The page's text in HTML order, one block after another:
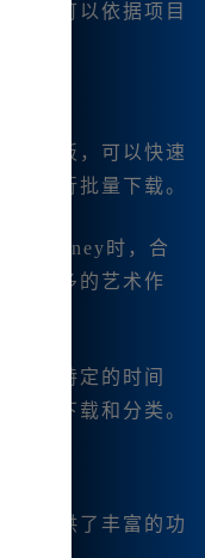
如，可以依据项目
案模板，可以快速
便进行批量下载。
时，合
成更多的艺术作
一个特定的时间
图像下载和分类。
还提供了丰富的功